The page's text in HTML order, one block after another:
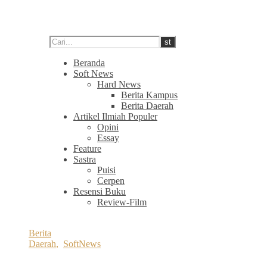
Beranda
Soft News
Hard News
Berita Kampus
Berita Daerah
Artikel Ilmiah Populer
Opini
Essay
Feature
Sastra
Puisi
Cerpen
Resensi Buku
Review-Film
Berita
Daerah, SoftNews